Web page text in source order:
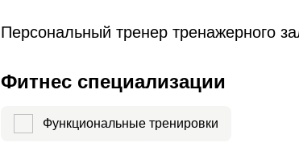
Персональный тренер тренажерного
Фитнес специализации
Функциональные тренировки